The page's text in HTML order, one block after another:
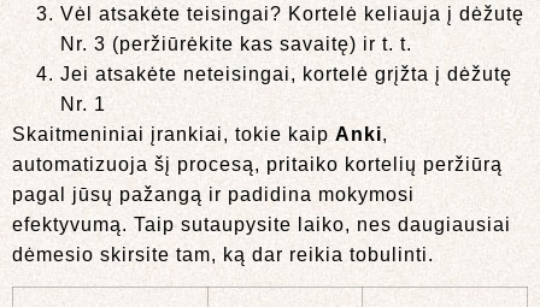
Vėl atsakėte teisingai? Kortelė keliauja į dėžutę
Nr. 3 (peržiūrėkite kas savaitę) ir t. t.
Jei atsakėte neteisingai, kortelė grįžta į dėžutę
Nr. 1
Skaitmeniniai įrankiai, tokie kaip Anki,
automatizuoja šį procesą, pritaiko kortelių peržiūrą
pagal jūsų pažangą ir padidina mokymosi
efektyvumą. Taip sutaupysite laiko, nes daugiausiai
dėmesio skirsite tam, ką dar reikia tobulinti.